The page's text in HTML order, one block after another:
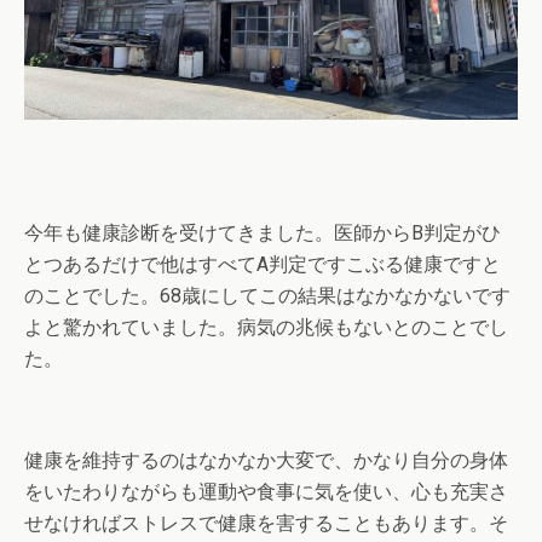
今年も健康診断を受けてきました。医師からB判定がひ
とつあるだけで他はすべてA判定ですこぶる健康ですと
のことでした。68歳にしてこの結果はなかなかないです
よと驚かれていました。病気の兆候もないとのことでし
た。
健康を維持するのはなかなか大変で、かなり自分の身体
をいたわりながらも運動や食事に気を使い、心も充実さ
せなければストレスで健康を害することもあります。そ